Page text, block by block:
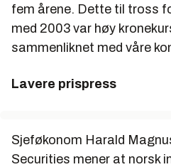
fem årene. Dette til tross
med 2003 var høy
sammenliknet med våre
Lavere prispress
Sjeføkonom Harald
Securities mener at norsk